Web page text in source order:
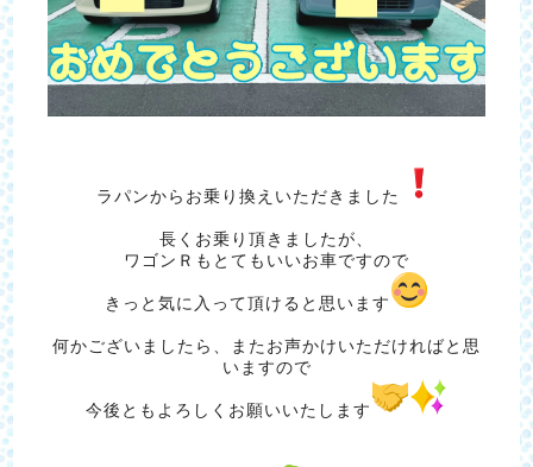
ラパンからお乗り換えいただきました
長くお乗り頂きましたが、
ワゴンＲもとてもいいお車ですので
きっと気に入って頂けると思います
何かございましたら、またお声かけいただければと思
いますので
今後ともよろしくお願いいたします